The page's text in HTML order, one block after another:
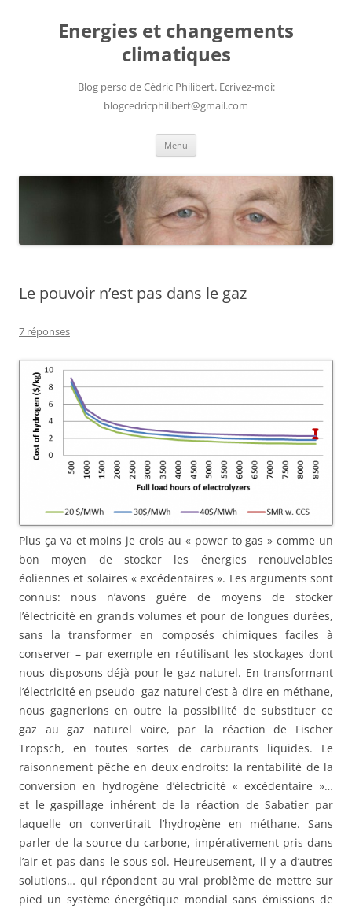
contenuEnergies et changements
climatiques
Blog perso de Cédric Philibert. Ecrivez-moi:
blogcedricphilibert@gmail.com
Menu
Le pouvoir n’est pas dans le gaz
7 réponses
Plus ça va et moins je crois au « power to gas » comme un
bon moyen de stocker les énergies renouvelables
éoliennes et solaires « excédentaires ». Les arguments sont
connus: nous n’avons guère de moyens de stocker
l’électricité en grands volumes et pour de longues durées,
sans la transformer en composés chimiques faciles à
conserver – par exemple en réutilisant les stockages dont
nous disposons déjà pour le gaz naturel. En transformant
l’électricité en pseudo-gaz naturel c’est-à-dire en méthane,
nous gagnerions en outre la possibilité de substituer ce
gaz au gaz naturel voire, par la réaction de Fischer
Tropsch, en toutes sortes de carburants liquides. Le
raisonnement pêche en deux endroits: la rentabilité de la
conversion en hydrogène d’électricité « excédentaire »…
et le gaspillage inhérent de la réaction de Sabatier par
laquelle on convertirait l’hydrogène en méthane. Sans
parler de la source du carbone, impérativement pris dans
l’air et pas dans le sous-sol. Heureusement, il y a d’autres
solutions… qui répondent au vrai problème de mettre sur
pied un système énergétique mondial sans émissions de